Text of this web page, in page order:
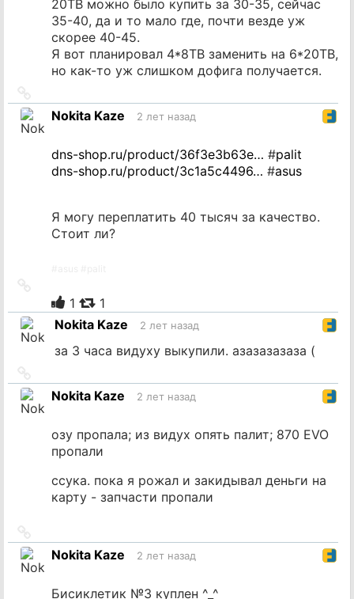
20TB можно было купить за 30-35, сейчас
35-40, да и то мало где, почти везде уж
скорее 40-45.
Я вот планировал 4*8TB заменить на 6*20TB,
но как-то уж слишком дофига получается.
на
источник
Nokita Kaze 2 лет назад
dns-shop.ru/product/36f3e3b63e… #palit
dns-shop.ru/product/3c1a5c4496… #asus
Я могу переплатить 40 тысяч за качество.
Стоит ли?
источник
1
1
Nokita Kaze
2 лет назад
за 3 часа видуху выкупили. азазазазаза (
на
источник
Nokita Kaze 2 лет назад
озу пропала; из видух опять палит; 870 EVO
пропали
ссука. пока я рожал и закидывал деньги на
карту - запчасти пропали
на
источник
Nokita Kaze 2 лет назад
Бисиклетик №3 куплен ^_^